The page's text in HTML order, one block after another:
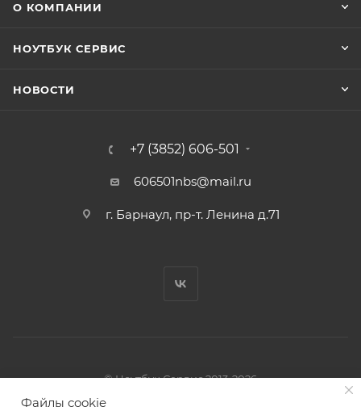
О КОМПАНИИ
НОУТБУК СЕРВИС
НОВОСТИ
+7 (3852) 606-501
606501nbs@mail.ru
г. Барнаул, пр-т. Ленина д.71
© Ноутбук Сервис 2013-2026
Интернет-магазин запчастей и аксессуаров
Файлы cookie